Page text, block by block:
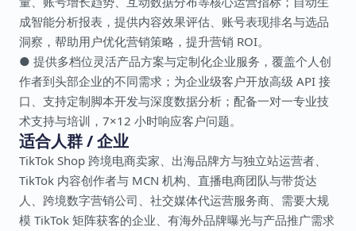
成智能分析报表，提供内容效果评估、账号表现排名与选品
洞察，帮助用户优化营销策略，提升营销 ROI。
● 提供多档位灵活产品方案与定制化企业服务，覆盖个人创
作者到头部企业的不同需求；为企业级客户开放高级 API 接
口、支持定制脚本开发与深度数据分析；配备一对一专业技
术支持与培训，7×12 小时响应客户问题。
适合人群 / 企业
TikTok Shop 跨境电商卖家、出海品牌方与独立站运营者、
TikTok 内容创作者与 MCN 机构、直播电商团队与带货达
人、跨境数字营销公司、社交媒体代运营服务商、需要大规
模 TikTok 矩阵获客的企业、有海外品牌曝光与产品推广需求